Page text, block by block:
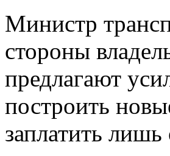
Министр
стороны
предлагают
построить
заплатить